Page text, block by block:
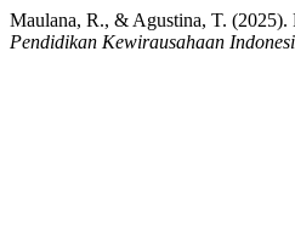
Maulana, R., & Agustina, T.
Pendidikan Kewirausahaan